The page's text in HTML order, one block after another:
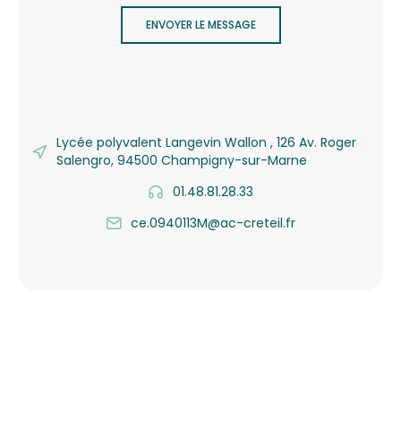
ENVOYER LE MESSAGE
Lycée polyvalent Langevin Wallon , 126 Av. Roger
Salengro, 94500 Champigny-sur-Marne
01.48.81.28.33
ce.0940113M@ac-creteil.fr